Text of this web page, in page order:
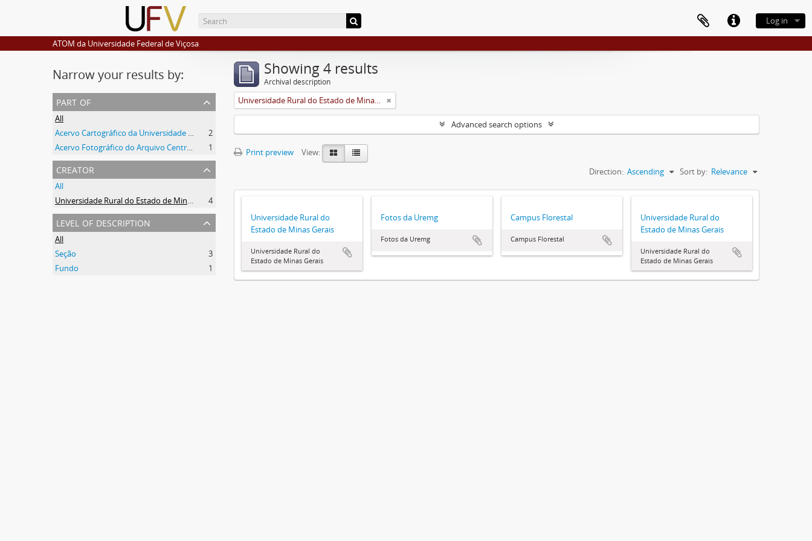
Log in
ATOM da Universidade Federal de Viçosa
Narrow your results by:
part of
All
Acervo Cartográfico da Universidade Federal de Viçosa
2
Acervo Fotográfico do Arquivo Central Histórico da UFV
1
creator
All
Universidade Rural do Estado de Minas Gerais (Uremg)
4
level of description
All
Seção
3
Fundo
1
Showing 4 results
Archival description
Universidade Rural do Estado de Minas Gerais (Uremg)
Advanced search options
Print preview
View:
Sort by: Relevance
Direction: Ascending
Universidade Rural do
Estado de Minas Gerais
Universidade Rural do
Estado de Minas Gerais
Fotos da Uremg
Fotos da Uremg
Campus Florestal
Campus Florestal
Universidade Rural do
Estado de Minas Gerais
Universidade Rural do
Estado de Minas Gerais